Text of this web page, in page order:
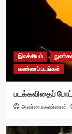
இலக்கியம்
வண்ணப் படங்கள்
படக்கவிதைப்
அண்ணாகண்ணன்